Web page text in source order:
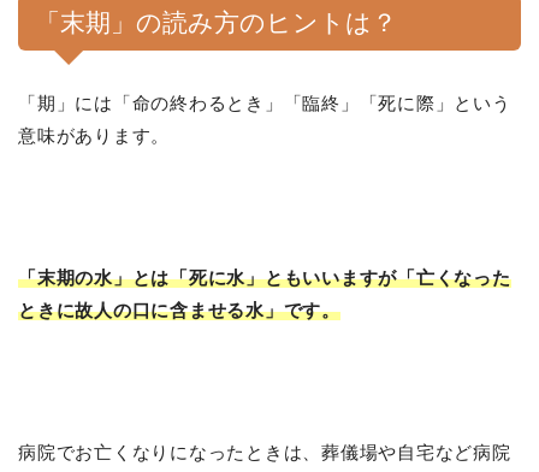
「末期」の読み方のヒントは？
「期」には「命の終わるとき」「臨終」「死に際」という
意味があります。
「末期の水」とは「死に水」ともいいますが「亡くなった
ときに故人の口に含ませる水」です。
病院でお亡くなりになったときは、葬儀場や自宅など病院